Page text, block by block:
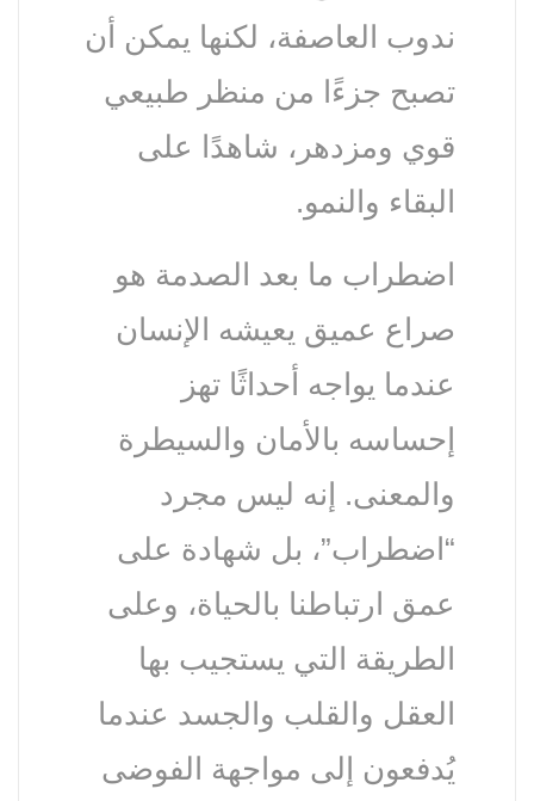
ندوب العاصفة، لكنها يمكن أن
تصبح جزءًا من منظر طبيعي
قوي ومزدهر، شاهدًا على
البقاء والنمو.
اضطراب ما بعد الصدمة هو
صراع عميق يعيشه الإنسان
عندما يواجه أحداثًا تهز
إحساسه بالأمان والسيطرة
والمعنى. إنه ليس مجرد
“اضطراب”، بل شهادة على
عمق ارتباطنا بالحياة، وعلى
الطريقة التي يستجيب بها
العقل والقلب والجسد عندما
يُدفعون إلى مواجهة الفوضى